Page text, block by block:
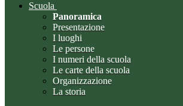
Scuola
Panoramica
Presentazione
I luoghi
Le persone
I numeri della scuola
Le carte della scuola
Organizzazione
La storia